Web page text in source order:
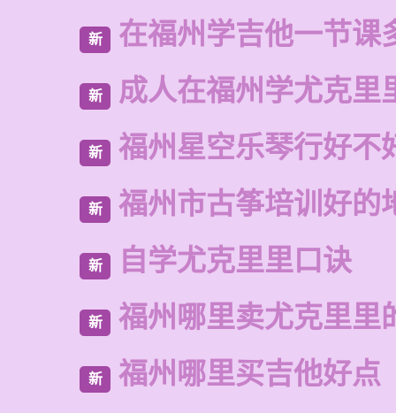
新 在福州学吉他一节课
新 成人在福州学尤克里
新 福州星空乐琴行好不
新 福州市古筝培训好的
新 自学尤克里里口诀
新 福州哪里卖尤克里里
新 福州哪里买吉他好点